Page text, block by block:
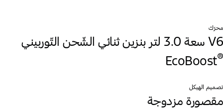
محرّك
V6 سعة 3.0 لتر بنزين ثنائي الشّحن التّوربيني
®
EcoBoost
تصميم الهيكل
مقصورة مزدوجة